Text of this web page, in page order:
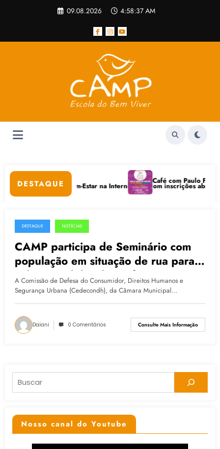
09.08.2026 4:58:37 AM
DESTAQUE
Digitais e Bem-Estar na Internet está com inscrições abertas
Café com Paulo Freire
25.06.2015
DESTAQUE NOTÍCIAS
CAMP participa de Seminário com
população em situação de rua para
cobrar medidas da prefeitura
A Comissão de Defesa do Consumidor, Direitos Humanos e
Segurança Urbana (Cedecondh), da Câmara Municipal…
Daiani 0 Comentários Consulte Mais Informação
Pesquisar
Nosso canal do Youtube